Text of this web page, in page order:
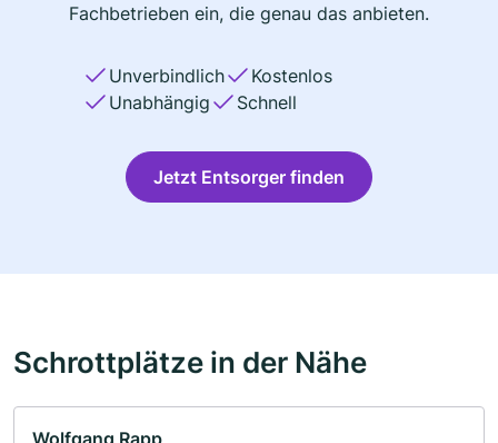
Fachbetrieben ein, die genau das anbieten.
Unverbindlich
Kostenlos
Unabhängig
Schnell
Jetzt Entsorger finden
Schrottplätze in der Nähe